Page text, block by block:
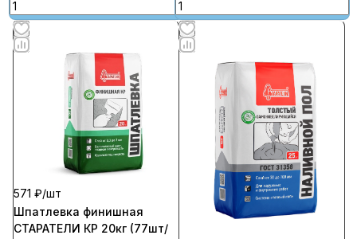
571 ₽/шт
Шпатлевка финишная
СТАРАТЕЛИ КР 20кг (77шт/